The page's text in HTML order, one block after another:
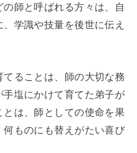
師と呼ばれる方々は、自
学識や技量を後世に伝え
ることは、師の大切な務
塩にかけて育てた弟子が
は、師としての使命を果
ものにも替えがたい喜び